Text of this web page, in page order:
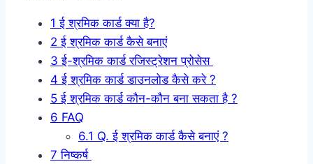
1 ई श्रमिक कार्ड क्या है?
2 ई श्रमिक कार्ड कैसे बनाएं
3 ई-श्रमिक कार्ड रजिस्ट्रेशन प्रोसेस
4 ई श्रमिक कार्ड डाउनलोड कैसे करे ?
5 ई श्रमिक कार्ड कौन-कौन बना सकता है ?
6 FAQ
6.1 Q. ई श्रमिक कार्ड कैसे बनाएं ?
7 निष्कर्ष